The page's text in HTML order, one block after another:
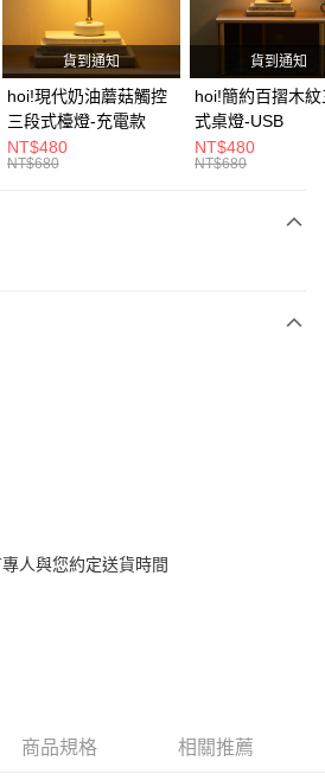
彰化商業銀行
台北富邦商業銀行
兆豐國際商業銀行
台中商業銀行
華泰商業銀行
遠東國際商業銀行
第一商業銀行
彰化商業銀行
台北富邦商業銀行
兆豐國際商業銀行
台中商業銀行
之後才付款」的支付方式。 讓您購物簡單
，再付款。
】
金額後，即可完成結帳。
，點擊此簡訊中的連結，可透過四大超商／
進行付款，方視為交易完成。
取消之訂單仍視為有效，需透過AFTEE先享
先享後付 」之結帳頁面顯示為準，若有關於
欲退款等相關疑問，請聯繫「AFTEE先享後付
以上)免運費
貨到通知
hoi!現代奶油蘑菇觸控
三段式檯燈-充電款
NT$480
NT$680
貨到通知
hoi!簡約百摺木
式桌燈-USB
NT$480
NT$680
人與您約定送貨時間
商品規格 相關推薦